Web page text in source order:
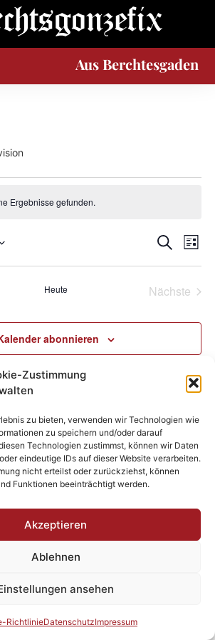
Zustimmung
zu bieten, verwenden wir Technologien wie
zu speichern und/oder darauf
Technologien zustimmst, können wir Daten
eindeutige IDs auf dieser Website verarbeiten.
nicht erteilst oder zurückziehst, können
Funktionen beeinträchtigt werden.
Akzeptieren
Ablehnen
ansehen
RichtlinieDatenschutzImpressum
Aus Berchtesgaden
Ergebnisse gefunden.
und
SucheListe
Heute Nächste
abonnieren
- Berchtsgonzefix 2023 - Rock’n Roll
since 1982